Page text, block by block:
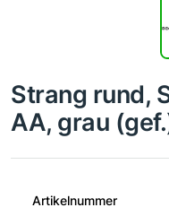
Strang rund,
AA, grau
Artikelnummer